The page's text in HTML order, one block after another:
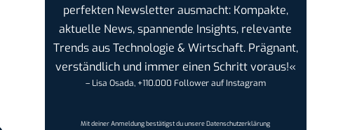
perfekten Newsletter ausmacht: Kompakte,
aktuelle News, spannende Insights, relevante
Trends aus Technologie & Wirtschaft. Prägnant,
verständlich und immer einen Schritt voraus!«
– Lisa Osada, +110.000 Follower auf Instagram
Mit deiner Anmeldung bestätigst du unsereDatenschutzerklärung